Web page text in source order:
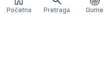
Početna Pretraga Gume